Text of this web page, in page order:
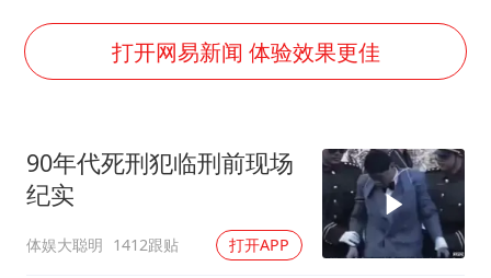
郑丽文：台湾从来没有“独立”过
几元成本的AI广告导致千万市值蒸发
酒店回应车内过夜被收150元
上半年国内手机销量TOP30出炉
梁家辉百花奖演讲落泪
打开网易新闻 体验效果更佳
90年代死刑犯临刑前现场
纪实
体娱大聪明 1412跟贴 打开APP